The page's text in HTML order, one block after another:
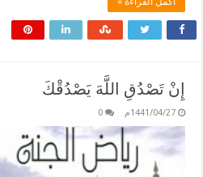
إِنْ تَصْدُقِ اللَّهَ يَصْدُقْكَ
1441/04/27م 0